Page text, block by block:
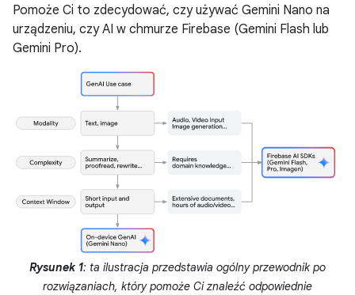
Pomoże Ci to zdecydować, czy używać Gemini Nano na
urządzeniu, czy AI w chmurze Firebase (Gemini Flash lub
Gemini Pro).
Rysunek 1: ta ilustracja przedstawia ogólny przewodnik po
rozwiązaniach, który pomoże Ci znaleźć odpowiednie